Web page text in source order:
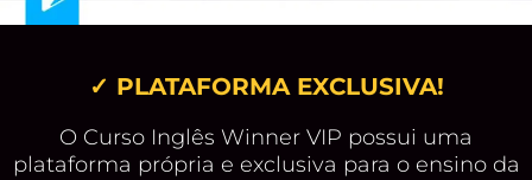
✓ PLATAFORMA EXCLUSIVA!
O Curso Inglês Winner VIP possui uma
plataforma própria e exclusiva para o ensino da